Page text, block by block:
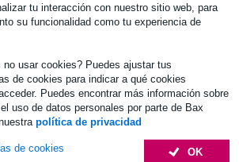
tu interacción con nuestro sitio web, para
su funcionalidad como tu experiencia de
no usar cookies? Puedes ajustar tus
de cookies para indicar a qué cookies
Puedes encontrar más información sobre
uso de datos personales por parte de Bax
política de privacidad
OK
de cookies
para auriculares SRH550DJ
dañadas